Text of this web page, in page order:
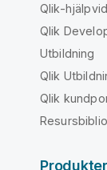
Qlik-
Qlik
Utbildning
Qlik
Qlik
Produkter